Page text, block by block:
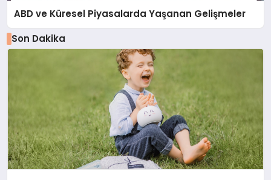
ABD ve Küresel Piyasalarda Yaşanan Gelişmeler
Son Dakika